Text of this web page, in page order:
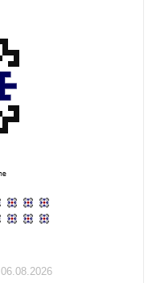
06.08.2026